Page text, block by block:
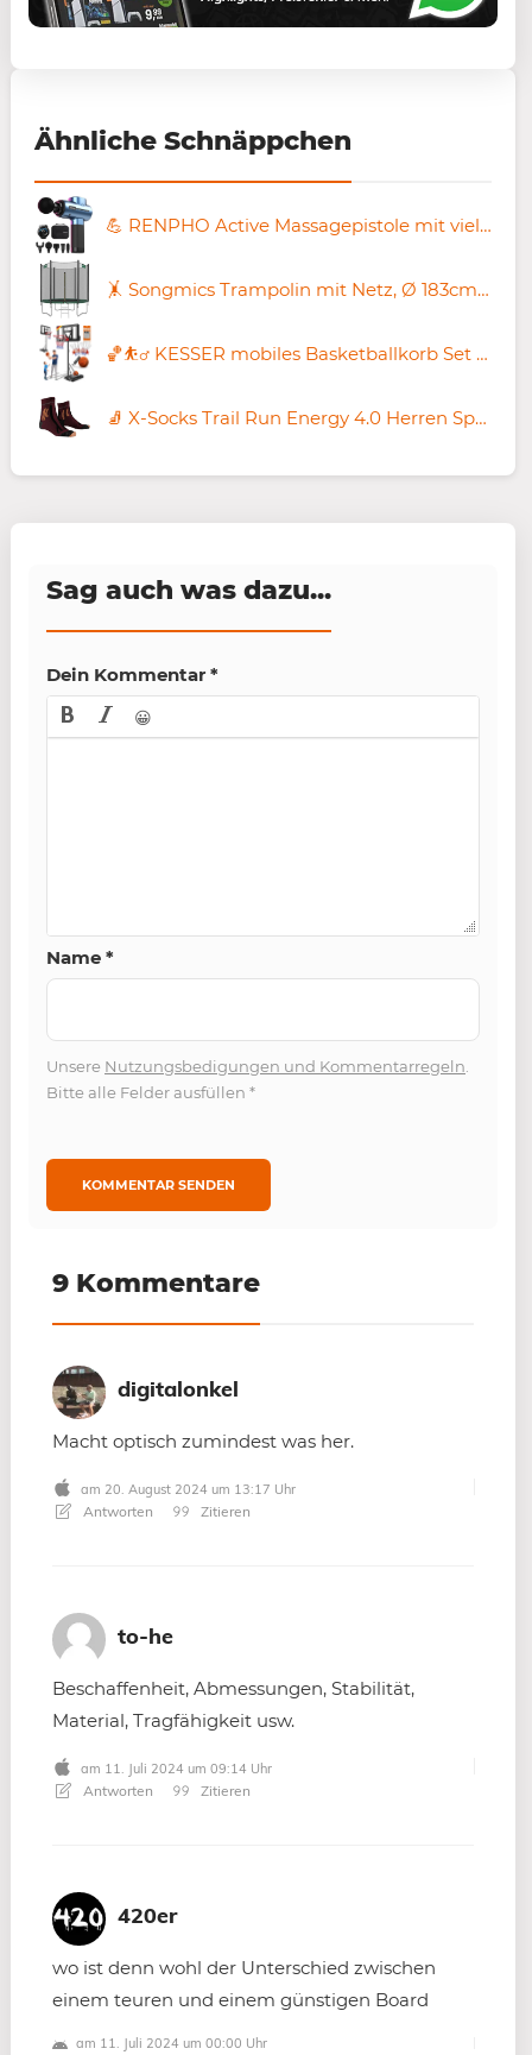
Ähnliche Schnäppchen
💪 RENPHO Active Massagepistole mit vielen Aufsätzen für 64,95€ (statt 100€)
🤸 Songmics Trampolin mit Netz, Ø 183cm für 85,99€ (statt 144€)
🏀⛹️‍♂️ KESSER mobiles Basketballkorb Set 230-305cm & Zubehör für 99,80€ (statt 135€)
🧦 X-Socks Trail Run Energy 4.0 Herren Sportsocken für je 12,98€ (statt 18€)
Sag auch was dazu...
Dein Kommentar *
😀
Name *
Unsere Nutzungsbedigungen und Kommentarregeln.
Bitte alle Felder ausfüllen *
9 Kommentare
digitalonkel
Macht optisch zumindest was her.
am 20. August 2024 um 13:17 Uhr
Antworten Zitieren
to-he
Beschaffenheit, Abmessungen, Stabilität,
Material, Tragfähigkeit usw.
am 11. Juli 2024 um 09:14 Uhr
Antworten Zitieren
420er
wo ist denn wohl der Unterschied zwischen
einem teuren und einem günstigen Board
am 11. Juli 2024 um 00:00 Uhr